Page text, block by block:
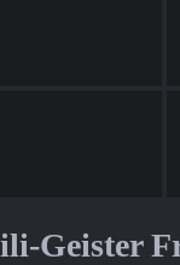
Geister